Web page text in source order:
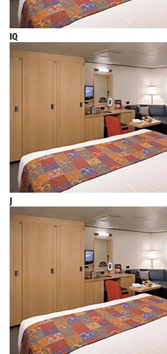
2028年1月6日星期四
上午8:00 - 下午5:00
2028年1月7日星期五
2028年1月8日星期六
区，被称为玫瑰宫的阿根廷总统府
位于圣尼古拉斯社区中心的历 史
烹饪文化中的三个 经典菜肴：著
(“empanadas”)、烤肉(“asado”)和炖
饮品则 是马黛茶(“mate”)，一种由
殊冬青属植物制成的饮料。在结
以回到游轮中继续享受全方位的服
IQ
J